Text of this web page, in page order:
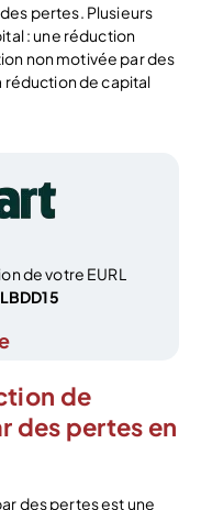
pertes. Plusieurs
: une réduction
non motivée par des
réduction de capital
de votre EURL
de
des pertes en
des pertes est une